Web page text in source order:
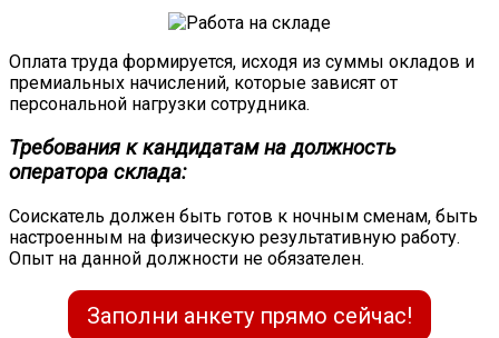
Оплата труда формируется, исходя из суммы окладов и
премиальных начислений, которые зависят от
персональной нагрузки сотрудника.
Требования к кандидатам на должность
оператора склада:
Соискатель должен быть готов к ночным сменам, быть
настроенным на физическую результативную работу.
Опыт на данной должности не обязателен.
Заполни анкету прямо сейчас!